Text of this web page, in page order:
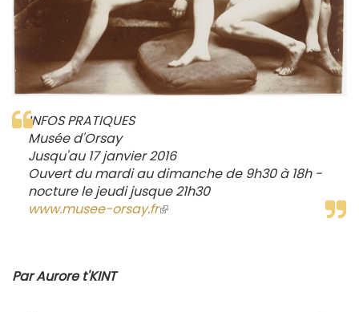
INFOS PRATIQUES
Musée d'Orsay
Jusqu'au 17 janvier 2016
Ouvert du mardi au dimanche de 9h30 à 18h -
nocture le jeudi jusque 21h30
www.musee-orsay.fr(le
Par Aurore t'KINT